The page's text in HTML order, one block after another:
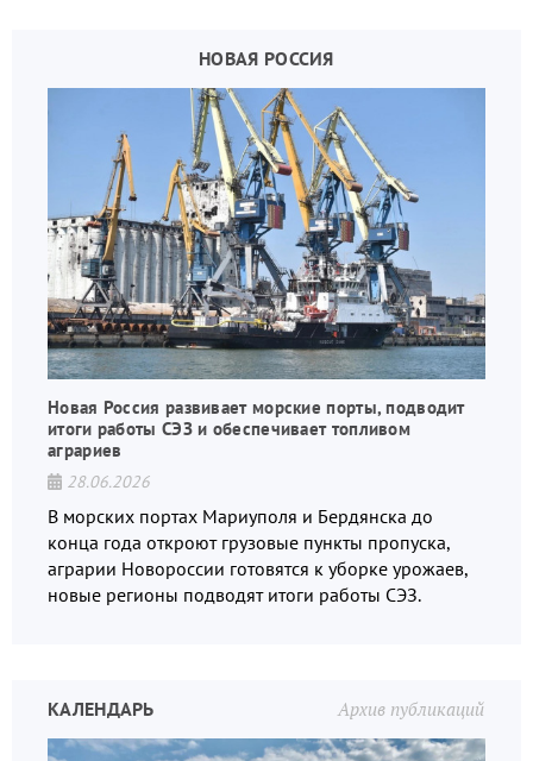
НОВАЯ РОССИЯ
Новая Россия развивает морские порты, подводит
итоги работы СЭЗ и обеспечивает топливом
аграриев
28.06.2026
В морских портах Мариуполя и Бердянска до
конца года откроют грузовые пункты пропуска,
аграрии Новороссии готовятся к уборке урожаев,
новые регионы подводят итоги работы СЭЗ.
Архив публикаций
КАЛЕНДАРЬ